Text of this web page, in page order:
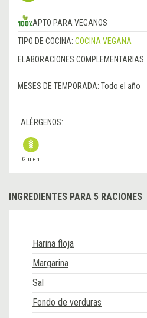
APTO PARA VEGANOS
TIPO DE COCINA: COCINA VEGANA
ELABORACIONES COMPLEMENTARIAS:
MESES DE TEMPORADA: Todo el año
ALÉRGENOS:
Gluten
INGREDIENTES PARA 5 RACIONES
Harina floja
Margarina
Sal
Fondo de verduras